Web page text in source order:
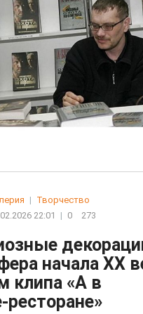
| Творчество
22:01
| 0 273
начала XX
клипа «А в